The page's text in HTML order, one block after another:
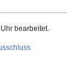
bearbeitet.